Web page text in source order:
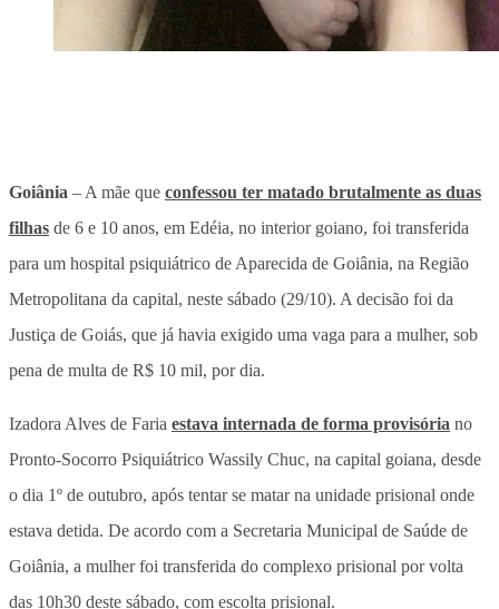
Goiânia – A mãe que confessou ter matado brutalmente as duas
filhas de 6 e 10 anos, em Edéia, no interior goiano, foi transferida
para um hospital psiquiátrico de Aparecida de Goiânia, na Região
Metropolitana da capital, neste sábado (29/10). A decisão foi da
Justiça de Goiás, que já havia exigido uma vaga para a mulher, sob
pena de multa de R$ 10 mil, por dia.
Izadora Alves de Faria estava internada de forma provisória no
Pronto-Socorro Psiquiátrico Wassily Chuc, na capital goiana, desde
o dia 1º de outubro, após tentar se matar na unidade prisional onde
estava detida. De acordo com a Secretaria Municipal de Saúde de
Goiânia, a mulher foi transferida do complexo prisional por volta
das 10h30 deste sábado, com escolta prisional.